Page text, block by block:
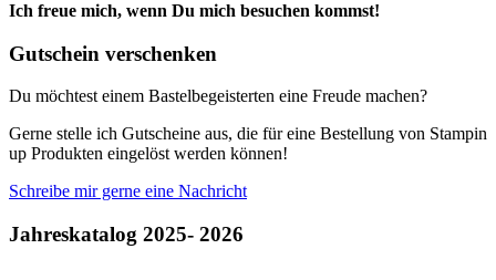
Ich freue mich, wenn Du mich besuchen kommst!
Gutschein verschenken
Du möchtest einem Bastelbegeisterten eine Freude machen?
Gerne stelle ich Gutscheine aus, die für eine Bestellung von Stampin
up Produkten eingelöst werden können!
Schreibe mir gerne eine Nachricht
Jahreskatalog 2025- 2026